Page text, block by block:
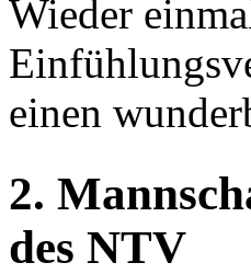
Wieder
einen
2.
des NTV